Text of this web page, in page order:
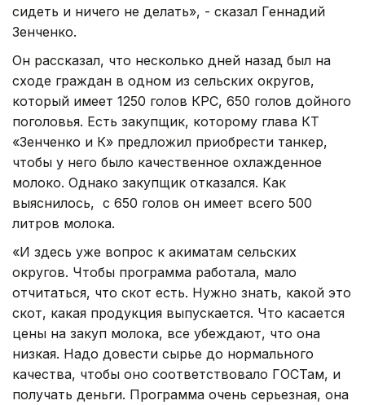
сидеть и ничего не делать», - сказал Геннадий
Зенченко.
Он рассказал, что несколько дней назад был на
сходе граждан в одном из сельских округов,
который имеет 1250 голов КРС, 650 голов дойного
поголовья. Есть закупщик, которому глава КТ
«Зенченко и К» предложил приобрести танкер,
чтобы у него было качественное охлажденное
молоко. Однако закупщик отказался. Как
выяснилось, с 650 голов он имеет всего 500
литров молока.
«И здесь уже вопрос к акиматам сельских
округов. Чтобы программа работала, мало
отчитаться, что скот есть. Нужно знать, какой это
скот, какая продукция выпускается. Что касается
цены на закуп молока, все убеждают, что она
низкая. Надо довести сырье до нормального
качества, чтобы оно соответствовало ГОСТам, и
получать деньги. Программа очень серьезная, она